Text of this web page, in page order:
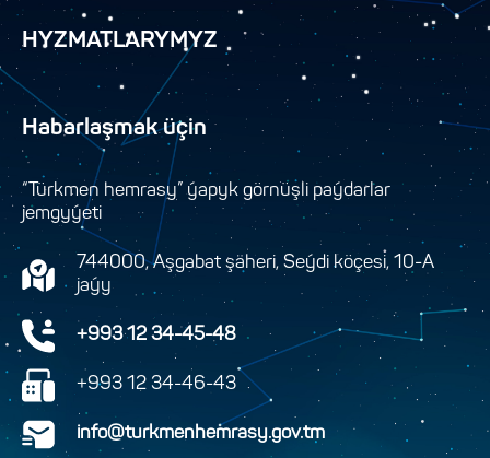
HYZMATLARYMYZ
Habarlaşmak üçin
“Türkmen hemrasy” ýapyk görnüşli paýdarlar
jemgyýeti
744000, Aşgabat şäheri, Seýdi köçesi, 10-A
jaýy
+993 12 34-45-48
+993 12 34-46-43
info@turkmenhemrasy.gov.tm